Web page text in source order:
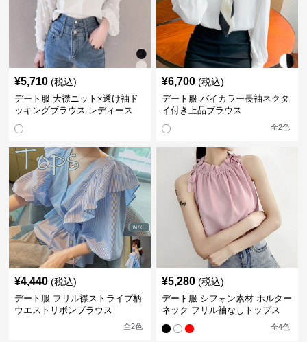
¥5,710 (税込)
デート服 大襟ニット×透け袖ド
ッキングブラウス レディース
¥6,700 (税込)
デート服 バイカラー長袖ネクタ
イ付き上品ブラウス
全2色
¥4,440 (税込)
デート服 フリル襟ストライプ柄
ウエストリボンブラウス
全2色
¥5,280 (税込)
デート服 シフォン素材 ホルター
ネック フリル袖なしトップス
全4色